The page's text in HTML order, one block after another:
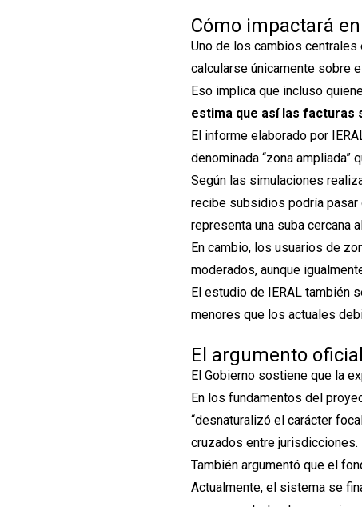
Cómo impactará
Uno de los cambios
calcularse únicamente sobre
Eso implica que incluso
estima que así las facturas
El informe elaborado por
denominada “zona ampliada”
Según las simulaciones
recibe subsidios podría pasar
representa una suba cercana
En cambio, los usuarios de
moderados, aunque
El estudio de IERAL también
menores que los actuales
El argumento
El Gobierno sostiene que la
En los fundamentos del
“desnaturalizó el carácter
cruzados entre jurisdicciones.
También argumentó que el
Actualmente, el sistema se